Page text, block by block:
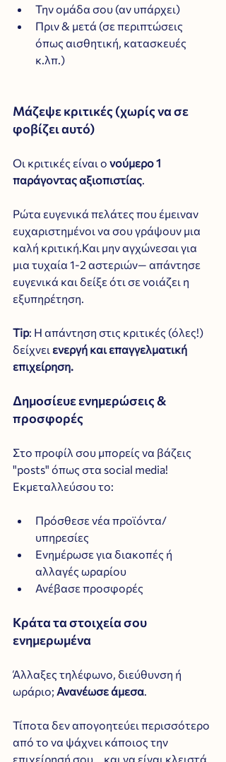
Την ομάδα σου (αν υπάρχει)
Πριν & μετά (σε περιπτώσεις
όπως αισθητική, κατασκευές
κ.λπ.)
Μάζεψε κριτικές (χωρίς να σε
φοβίζει αυτό)
Οι κριτικές είναι ο νούμερο 1
παράγοντας αξιοπιστίας
Ρώτα ευγενικά πελάτες που έμειναν
ευχαριστημένοι να σου γράψουν μια
καλή κριτική.Και μην αγχώνεσαι για
μια τυχαία 1-2 αστεριών— απάντησε
ευγενικά και δείξε ότι σε νοιάζει η
εξυπηρέτηση.
Tip: Η απάντηση στις κριτικές (όλες!)
δείχνει ενεργή και επαγγελματική
επιχείρηση.
Δημοσίευε ενημερώσεις &
προσφορές
Στο προφίλ σου μπορείς να βάζεις
"posts" όπως στα social media!
Εκμεταλλεύσου το:
Πρόσθεσε νέα προϊόντα/
υπηρεσίες
Ενημέρωσε για διακοπές ή
αλλαγές ωραρίου
Ανέβασε προσφορές
Κράτα τα στοιχεία σου
ενημερωμένα
Άλλαξες τηλέφωνο, διεύθυνση ή
ωράριο; Ανανέωσε άμεσα
Τίποτα δεν απογοητεύει περισσότερο
από το να ψάχνει κάποιος την
επιχείρησή σου... και να είναι κλειστά.